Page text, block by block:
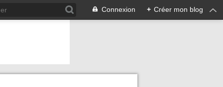
Connexion + Créer mon blog